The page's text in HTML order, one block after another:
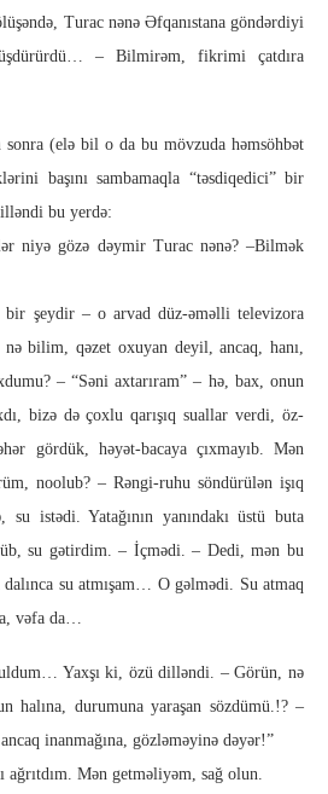
Turac nənə Əfqanıstana göndərdiyi
– Bilmirəm, fikrimi çatdıra
sonra (elə bil o da bu mövzuda həmsöhbət
başını sambamaqla “təsdiqedici” bir
bu yerdə:
niyə gözə dəymir Turac nənə? –Bilmək
şeydir – o arvad düz-əməlli televizora
bilim, qəzet oxuyan deyil, ancaq, hanı,
– “Səni axtarıram” – hə, bax, onun
bizə də çoxlu qarışıq suallar verdi, öz-
gördük, həyət-bacaya çıxmayıb. Mən
noolub? – Rəngi-ruhu söndürülən işıq
istədi. Yatağının yanındakı üstü buta
su gətirdim. – İçmədi. – Dedi, mən bu
su atmışam… O gəlmədi. Su atmaq
vəfa da…
Yaxşı ki, özü dilləndi. – Görün, nə
halına, durumuna yaraşan sözdümü.!? –
inanmağına, gözləməyinə dəyər!”
ağrıtdım. Mən getməliyəm, sağ olun.